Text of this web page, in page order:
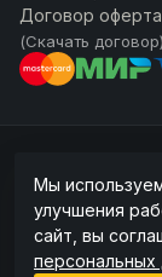
Договор оферта
(Скачать договор)
Информация на
Точную
Мы
улучшения
сайт, вы
персональных